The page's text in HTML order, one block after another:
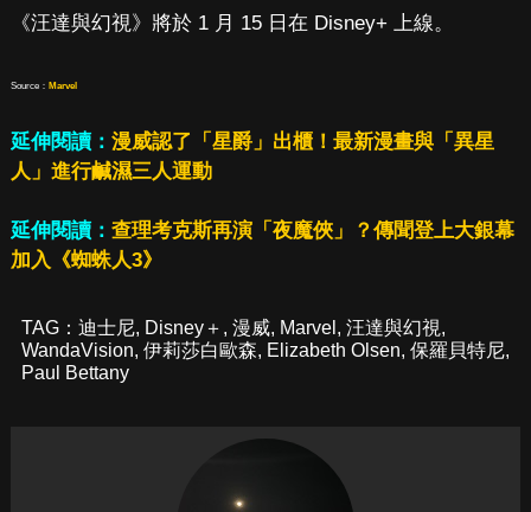
《汪達與幻視》將於 1 月 15 日在 Disney+ 上線。
Source： Marvel
延伸閱讀： 漫威認了「星爵」出櫃！最新漫畫與「異星
人」進行鹹濕三人運動
延伸閱讀： 查理考克斯再演「夜魔俠」？傳聞登上大銀幕
加入《蜘蛛人3》
TAG： 迪士尼, Disney＋ , 漫威, Marvel , 汪達與幻視,
WandaVision, 伊莉莎白歐森, Elizabeth Olsen, 保羅貝特尼,
Paul Bettany